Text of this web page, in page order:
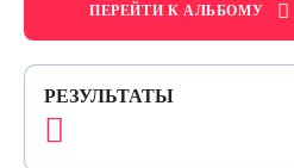
ПЕРЕЙТИ К АЛЬБОМУ
РЕЗУЛЬТАТЫ